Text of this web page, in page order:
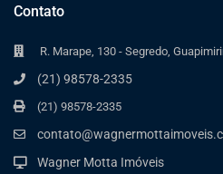
Contato
R. Marape, 130 - Segredo,
(21) 98578-2335
(21) 98578-2335
Wagner Motta Imóveis